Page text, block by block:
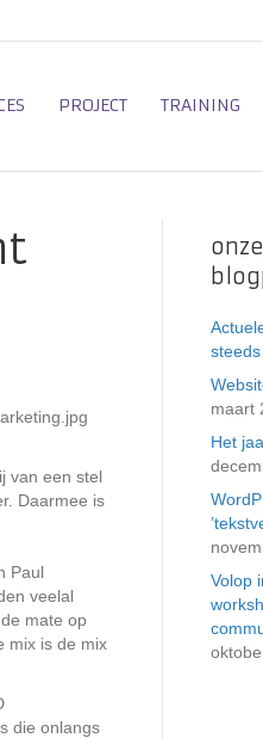
PROJECT TRAINING
van een stel
Daarmee is
Paul
veelal
mate op
mix is de mix
die onlangs
maart
Het
Volop